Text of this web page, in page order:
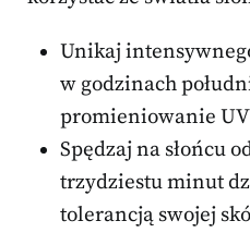
Unikaj
w godzinach
promieniowanie
Spędzaj na słońcu
trzydziestu minut
tolerancją swojej